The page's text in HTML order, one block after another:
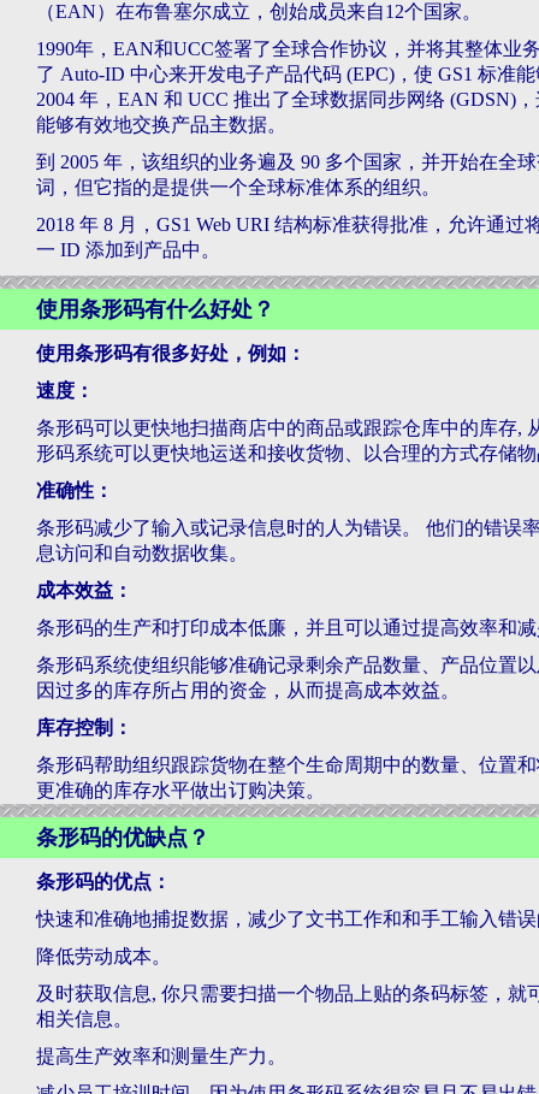
（EAN）在布鲁塞尔成立，创始成员来自12个国家。
1990年，EAN和UCC签署了全球合作协议，并将其整体业
了 Auto-ID 中心来开发电子产品代码 (EPC)，使 GS1 标准
2004 年，EAN 和 UCC 推出了全球数据同步网络 (GDSN)
能够有效地交换产品主数据。
到 2005 年，该组织的业务遍及 90 多个国家，并开始在全
词，但它指的是提供一个全球标准体系的组织。
2018 年 8 月，GS1 Web URI 结构标准获得批准，允许通
一 ID 添加到产品中。
使用条形码有什么好处？
使用条形码有很多好处，例如：
速度：
条形码可以更快地扫描商店中的商品或跟踪仓库中的库存,
形码系统可以更快地运送和接收货物、以合理的方式存储
准确性：
条形码减少了输入或记录信息时的人为错误。 他们的错误
息访问和自动数据收集。
成本效益：
条形码的生产和打印成本低廉，并且可以通过提高效率和
条形码系统使组织能够准确记录剩余产品数量、产品位置
因过多的库存所占用的资金，从而提高成本效益。
库存控制：
条形码帮助组织跟踪货物在整个生命周期中的数量、位置
更准确的库存水平做出订购决策。
条形码的优缺点？
条形码的优点：
快速和准确地捕捉数据，减少了文书工作和和手工输入错
降低劳动成本。
及时获取信息, 你只需要扫描一个物品上贴的条码标签，
相关信息。
提高生产效率和测量生产力。